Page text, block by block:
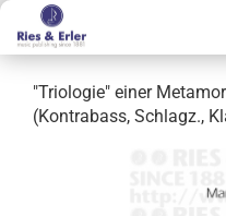
"Triologie" einer
(Kontrabass, Schlagz.,